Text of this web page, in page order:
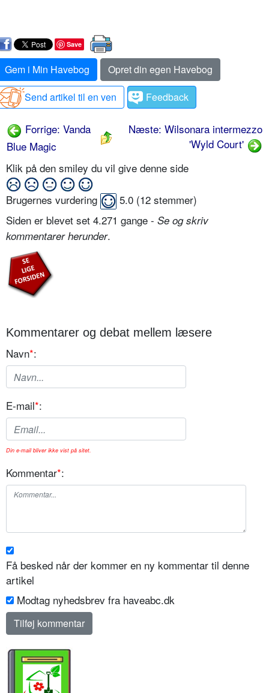
Save
Gem i Min Havebog
Opret din egen Havebog
Send artikel til en ven
Feedback
Forrige: Vanda
Blue Magic
Næste: Wilsonara intermezzo
'Wyld Court'
Klik på den smiley du vil give denne side
Brugernes vurdering 5.0 (12 stemmer)
Siden er blevet set 4.271 gange - Se og skriv
kommentarer herunder.
Kommentarer og debat mellem læsere
Navn*:
E-mail*:
Din e-mail bliver ikke vist på sitet.
Kommentar*:
Få besked når der kommer en ny kommentar til denne
artikel
Modtag nyhedsbrev fra haveabc.dk